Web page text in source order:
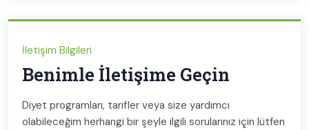
İletişim Bilgileri
Benimle İletişime Geçin
Diyet programları, tarifler veya size yardımcı
olabileceğim herhangi bir şeyle ilgili sorularınız için lütfen